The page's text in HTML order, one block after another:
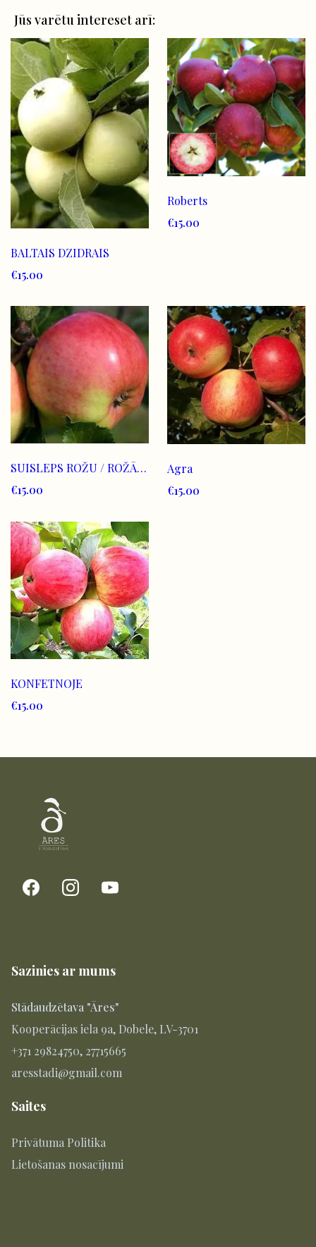
Jūs varētu intereset arī:
BALTAIS DZIDRAIS
€15.00
Roberts
€15.00
SUISLEPS ROŽU / ROŽĀBOLS
€15.00
Agra
€15.00
KONFETNOJE
€15.00
Sazinies ar mums
Stādaudzētava "Āres"
Kooperācijas iela 9a, Dobele, LV-3701
+371 29824750, 27715665
aresstadi@gmail.com
Saites
Privātuma Politika
Lietošanas nosacījumi